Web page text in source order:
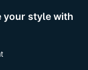
your style with